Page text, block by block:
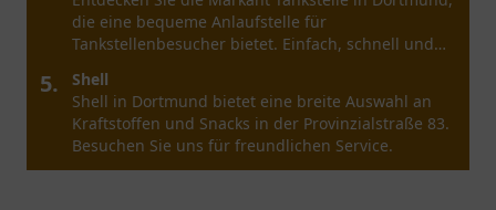
die eine bequeme Anlaufstelle für
Tankstellenbesucher bietet. Einfach, schnell und
5.
Shell
Shell in Dortmund bietet eine breite Auswahl an
Kraftstoffen und Snacks in der Provinzialstraße 83.
Besuchen Sie uns für freundlichen Service.